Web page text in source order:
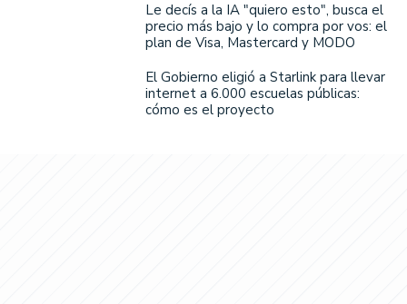
Le decís a la IA "quiero esto", busca el
precio más bajo y lo compra por vos: el
plan de Visa, Mastercard y MODO
El Gobierno eligió a Starlink para llevar
internet a 6.000 escuelas públicas:
cómo es el proyecto